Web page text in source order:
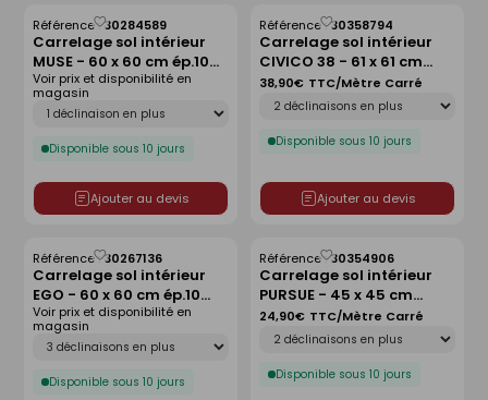
Carrelage sol intérieur
MUSE - 60 x 60 cm ép.10
mm - nero marquinia
Référence :30284589
Déclinaison
Disponible sous 10 jours
Voir prix et disponibilité en
magasin
Ajouter au devis
Enregistrer
comme
liste
Carrelage sol intérieur
CIVICO 38 - 61 x 61 cm
ép.9 mm - navigli
Référence :30358794
Disponible sous 10 jours
38,90€ TTC/Mètre Carré
Ajouter au devis
Enregistrer
comme
liste
Carrelage sol intérieur
EGO - 60 x 60 cm ép.10
mm - gris
Référence :30267136
Déclinaison
Disponible sous 10 jours
Voir prix et disponibilité en
magasin
Enregistrer
comme
liste
Carrelage sol intérieur
PURSUE - 45 x 45 cm
ép.8,5mm - pearl
Référence :30354906
Disponible sous 10 jours
24,90€ TTC/Mètre Carré
Enregistrer
comme
liste